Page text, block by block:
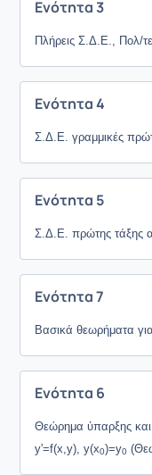
Ενότητα 3
Πλήρεις Σ.Δ.Ε., Πολ/
Ενότητα 4
Σ.Δ.Ε. γραμμικές
Ενότητα 5
Σ.Δ.Ε. πρώτης τάξης
Ενότητα 7
Βασικά θεωρήματα
Ενότητα 6
Θεώρημα ύπαρξης και
y'=f(x,y), y(x0)=y0